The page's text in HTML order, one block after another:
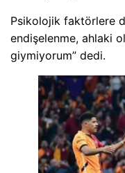
Psikolojik faktörlere
endişelenme, ahlaki
giymiyorum” dedi.